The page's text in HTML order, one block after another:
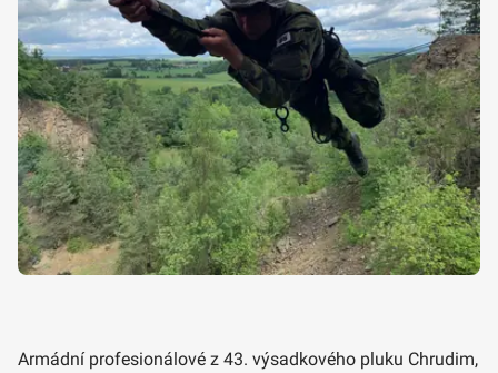
Armádní profesionálové z 43. výsadkového pluku Chrudim,